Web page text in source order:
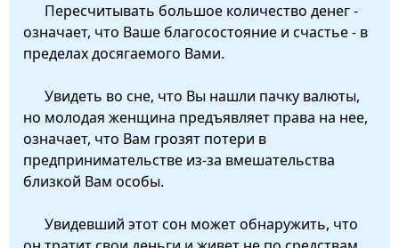
Пересчитывать большое количество денег -
означает, что Ваше благосостояние и счастье - в
пределах досягаемого Вами.
Увидеть во сне, что Вы нашли пачку валюты,
но молодая женщина предъявляет права на нее,
означает, что Вам грозят потери в
предпринимательстве из-за вмешательства
близкой Вам особы.
Увидевший этот сон может обнаружить, что